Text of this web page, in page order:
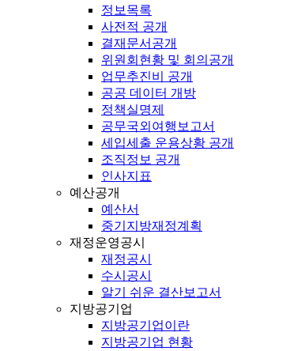
정보목록
사전적 공개
결재문서공개
위원회현황 및 회의공개
업무추진비 공개
공공 데이터 개방
정책실명제
공무국외여행보고서
세입세출 운용상황 공개
조직정보 공개
인사지표
예산공개
예산서
중기지방재정계획
재정운영공시
재정공시
수시공시
알기 쉬운 결산보고서
지방공기업
지방공기업이란
지방공기업 현황